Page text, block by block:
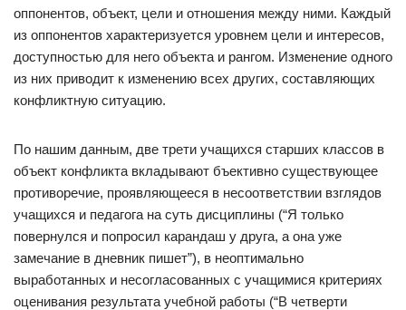
оппонентов, объект, цели и отношения между ними. Каждый
из оппонентов характеризуется уровнем цели и интересов,
доступностью для него объекта и рангом. Изменение одного
из них приводит к изменению всех других, составляющих
конфликтную ситуацию.
По нашим данным, две трети учащихся старших классов в
объект конфликта вкладывают бъективно существующее
противоречие, проявляющееся в несоответствии взглядов
учащихся и педагога на суть дисциплины (“Я только
повернулся и попросил карандаш у друга, а она уже
замечание в дневник пишет”), в неоптимально
выработанных и несогласованных с учащимися критериях
оценивания результата учебной работы (“В четверти